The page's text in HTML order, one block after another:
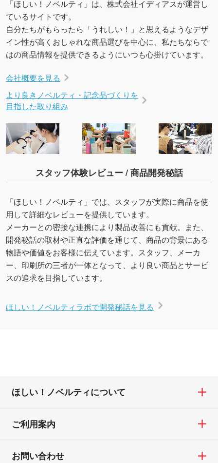
「ほしい！ノベルティ」は、株式会社イディアスが運営し
ているサイトです。
自分たちがもらったら「うれしい！」と思えるようなデザ
イン性が高くおしゃれな商品選びを中心に、私たちならで
はの商品情報を提供できるようにいつも心掛けています。
会社概要を見る
より良きノベルティ・記念品づくりを
目指した取り組み
スタッフ体験レビュー / 商品開発秘話
「ほしい！ノベルティ」では、スタッフが実際に商品を使
用して詳細なレビューを提供しています。
メーカーとの密接な連携により製品改善にも貢献。また、
開発秘話の取材や正直な評価を通じて、商品の背景にある
物語や価値をお客様に伝えています。スタッフ、メーカ
ー、印刷所の三者が一体となって、より良い商品とサービ
スの追求を目指しています。
ほしい！ノベルティラボで開発秘話を見る
ほしい！ノベルティについて
ご利用案内
お問い合わせ